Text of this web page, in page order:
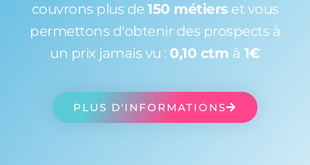
couvrons plus de 150 métiers et vous
permettons d'obtenir des prospects à
un prix jamais vu : 0,10 ctm à 1€
PLUS D'INFORMATIONS